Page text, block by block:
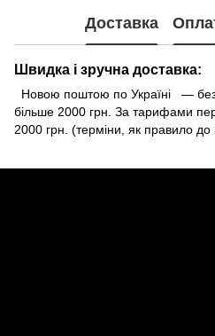
Доставка
Швидка і зручна доставка:
Новою поштою по Україні —
більше 2000 грн. За тарифами
2000 грн. (терміни, як правило до